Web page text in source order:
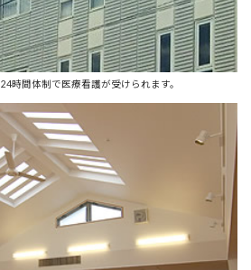
時間体制で医療看護が受けられます。